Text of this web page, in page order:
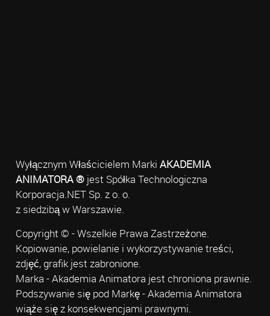
Wyłącznym Właścicielem Marki AKADEMIA
ANIMATORA ®jest Spółka Technologiczna
Korporacja.NET Sp. z o. o.
z siedzibą w Warszawie.
Copyright © - Wszelkie Prawa Zastrzeżone.
Kopiowanie, powielanie i wykorzystywanie treści,
zdjęć, grafik jest zabronione.
Marka - Akademia Animatora jest chroniona prawnie.
Podszywanie się pod Markę - Akademia Animatora
wiąże się z konsekwencjami prawnymi.